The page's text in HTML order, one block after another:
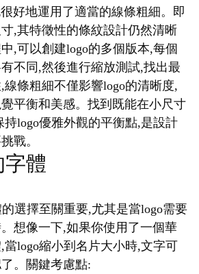
好地運用了適當的線條粗細。即
,其特徵性的條紋設計仍然清晰
,可以創建logo的多個版本,每個
不同,然後進行縮放測試,找出最
條粗細不僅影響logo的清晰度,
平衡和美感。找到既能在小尺寸
logo優雅外觀的平衡點,是設計
戰。
體
選擇至關重要,尤其是當logo需要
想像一下,如果你使用了一個華
當logo縮小到名片大小時,文字可
。關鍵考慮點: